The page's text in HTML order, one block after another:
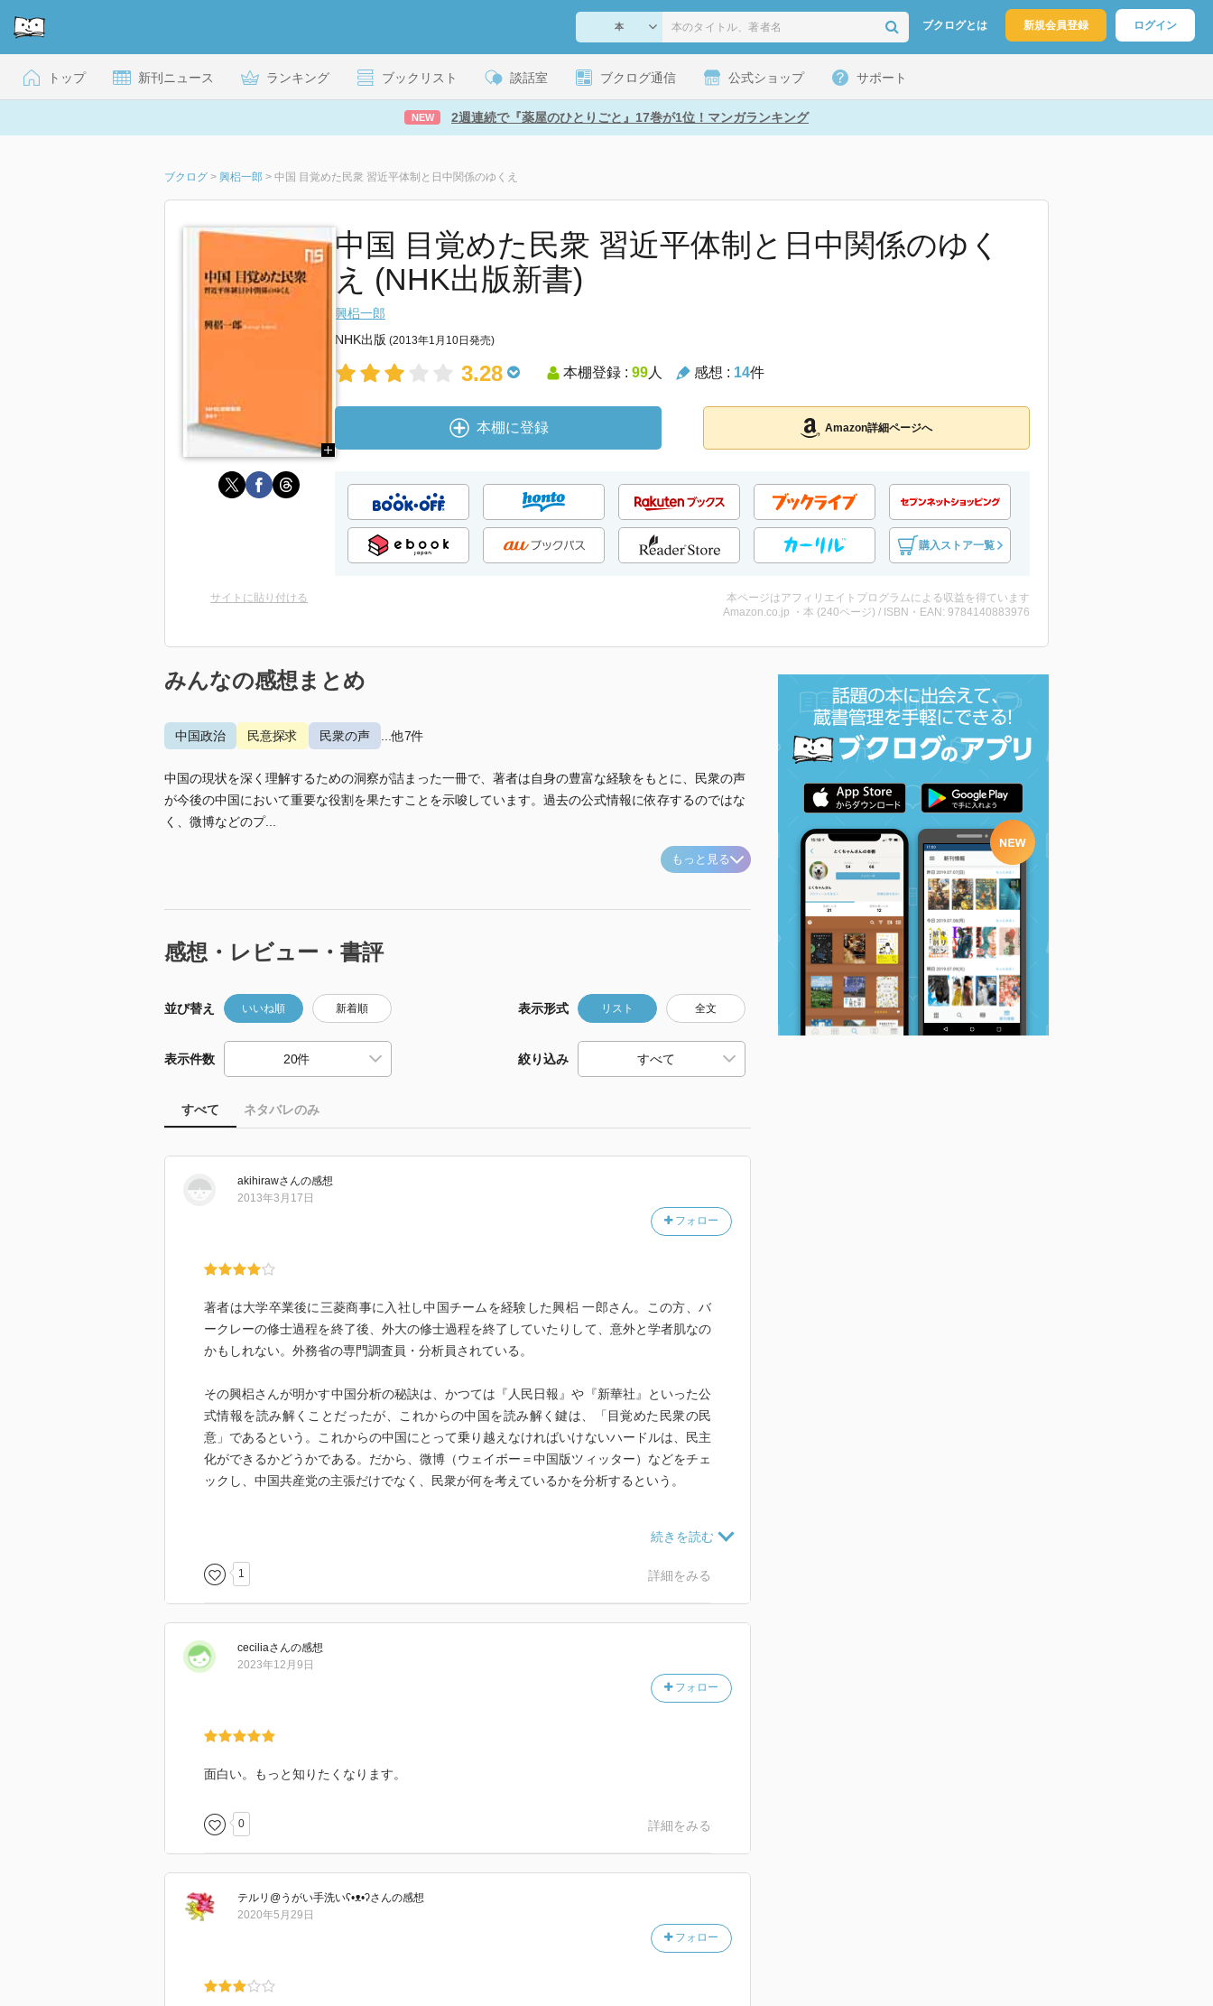
ブクログとは 新規会員登録 ログイン
トップ 新刊ニュース ランキング ブックリスト 談話室 ブクログ通信 公式ショップ サポート
NEW 2週連続で『薬屋のひとりごと』17巻が1位！マンガランキング
ブクログ > 興梠一郎 > 中国 目覚めた民衆 習近平体制と日中関係のゆくえ
中国 目覚めた民衆 習近平体制と日中関係のゆく
え (NHK出版新書)
興梠一郎
NHK出版 (2013年1月10日発売)
3.28 本棚登録 : 99人 感想 : 14件
本棚に登録 Amazon詳細ページへ
購入ストア一覧
サイトに貼り付ける
本ページはアフィリエイトプログラムによる収益を得ています
Amazon.co.jp ・本 (240ページ) / ISBN・EAN: 9784140883976
みんなの感想まとめ
中国政治 民意探求 民衆の声 ...他7件
中国の現状を深く理解するための洞察が詰まった一冊で、著者は自身の豊富な経験をもとに、民衆の声
が今後の中国において重要な役割を果たすことを示唆しています。過去の公式情報に依存するのではな
く、微博などのプ...
もっと見る
感想・レビュー・書評
並び替え いいね順 新着順 表示形式 リスト 全文
表示件数 絞り込み
すべて ネタバレのみ
akihirawさんの感想
フォロー
2013年3月17日
著者は大学卒業後に三菱商事に入社し中国チームを経験した興梠 一郎さん。この方、バ
ークレーの修士過程を終了後、外大の修士過程を終了していたりして、意外と学者肌なの
かもしれない。外務省の専門調査員・分析員されている。
その興梠さんが明かす中国分析の秘訣は、かつては『人民日報』や『新華社』といった公
式情報を読み解くことだったが、これからの中国を読み解く鍵は、「目覚めた民衆の民
意」であるという。これからの中国にとって乗り越えなければいけないハードルは、民主
化ができるかどうかである。だから、微博（ウェイボー＝中国版ツィッター）などをチェ
ックし、中国共産党の主張だけでなく、民衆が何を考えているかを分析するという。
権廃止、②軍の国家化、③土地の私有化、④全国民に社会保障を、ということになる。い
ずれもいまの中国に欠けているものばかりであるが、「０８憲章」では膨大な実名の署名
が入ったので当局はパニックになった。劉暁波を逮捕・投獄しただけでなく、署名した
習近平体制になるにあたり、江沢民と胡錦濤との争いがあったという解説も分かりやす
い。胡錦濤は江沢民に負けたのではなく、一歩退いて二歩進んだと見る。地盤を固めて引
りと明け渡した。潔いという名声を得たということになる。胡錦濤は名を捨てて実を取っ
人の本を読むのがいいかもしれない。
1 詳細をみる
ceciliaさんの感想
フォロー
2023年12月9日
面白い。もっと知りたくなります。
0 詳細をみる
テルリ@うがい手洗いʕ•ᴥ•ʔさんの感想
フォロー
2020年5月29日